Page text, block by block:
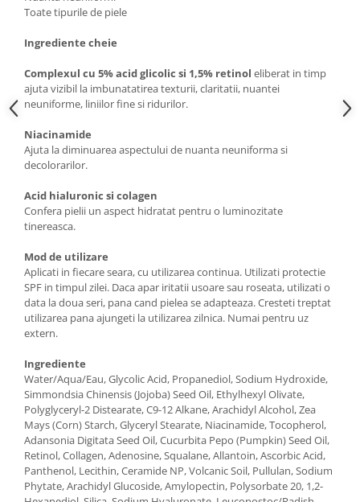
Toate tipurile de piele
Ingrediente cheie
Complexul cu 5% acid glicolic si 1,5% retinol eliberat in timp
ajuta vizibil la imbunatatirea texturii, claritatii, nuantei
neuniforme, liniilor fine si ridurilor.
Niacinamide
Ajuta la diminuarea aspectului de nuanta neuniforma si
decolorarilor.
Acid hialuronic si colagen
Confera pielii un aspect hidratat pentru o luminozitate
tinereasca.
Mod de utilizare
Aplicati in fiecare seara, cu utilizarea continua. Utilizati protectie
SPF in timpul zilei. Daca apar iritatii usoare sau roseata, utilizati o
data la doua seri, pana cand pielea se adapteaza. Cresteti treptat
utilizarea pana ajungeti la utilizarea zilnica. Numai pentru uz
extern.
Ingrediente
Water/Aqua/Eau, Glycolic Acid, Propanediol, Sodium Hydroxide,
Simmondsia Chinensis (Jojoba) Seed Oil, Ethylhexyl Olivate,
Polyglyceryl-2 Distearate, C9-12 Alkane, Arachidyl Alcohol, Zea
Mays (Corn) Starch, Glyceryl Stearate, Niacinamide, Tocopherol,
Adansonia Digitata Seed Oil, Cucurbita Pepo (Pumpkin) Seed Oil,
Retinol, Collagen, Adenosine, Squalane, Allantoin, Ascorbic Acid,
Panthenol, Lecithin, Ceramide NP, Volcanic Soil, Pullulan, Sodium
Phytate, Arachidyl Glucoside, Amylopectin, Polysorbate 20, 1,2-